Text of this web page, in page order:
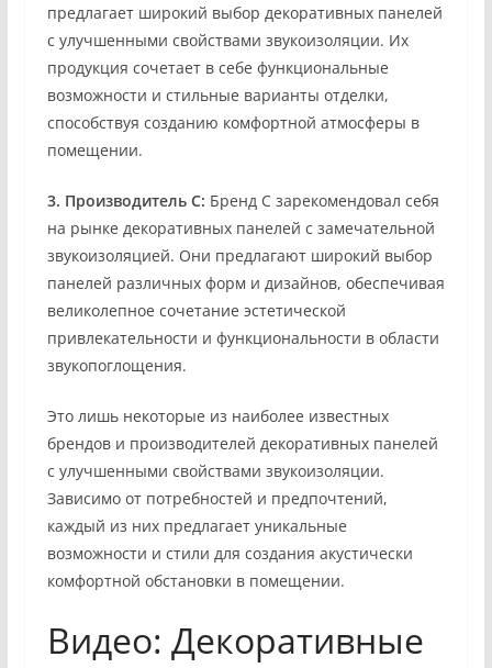
предлагает широкий выбор декоративных панелей
с улучшенными свойствами звукоизоляции. Их
продукция сочетает в себе функциональные
возможности и стильные варианты отделки,
способствуя созданию комфортной атмосферы в
помещении.
3. Производитель C: Бренд C зарекомендовал себя
на рынке декоративных панелей с замечательной
звукоизоляцией. Они предлагают широкий выбор
панелей различных форм и дизайнов, обеспечивая
великолепное сочетание эстетической
привлекательности и функциональности в области
звукопоглощения.
Это лишь некоторые из наиболее известных
брендов и производителей декоративных панелей
с улучшенными свойствами звукоизоляции.
Зависимо от потребностей и предпочтений,
каждый из них предлагает уникальные
возможности и стили для создания акустически
комфортной обстановки в помещении.
Видео: Декоративные